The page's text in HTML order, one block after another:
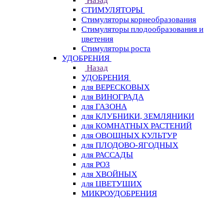
СТИМУЛЯТОРЫ
Стимуляторы корнеобразования
Стимуляторы плодообразования и
цветения
Стимуляторы роста
УДОБРЕНИЯ
Назад
УДОБРЕНИЯ
для ВЕРЕСКОВЫХ
для ВИНОГРАДА
для ГАЗОНА
для КЛУБНИКИ, ЗЕМЛЯНИКИ
для КОМНАТНЫХ РАСТЕНИЙ
для ОВОЩНЫХ КУЛЬТУР
для ПЛОДОВО-ЯГОДНЫХ
для РАССАДЫ
для РОЗ
для ХВОЙНЫХ
для ЦВЕТУЩИХ
МИКРОУДОБРЕНИЯ